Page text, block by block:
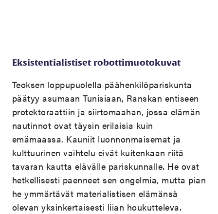
Eksistentialistiset robottimuotokuvat
Teoksen loppupuolella päähenkilöpariskunta
päätyy asumaan Tunisiaan, Ranskan entiseen
protektoraattiin ja siirtomaahan, jossa elämän
nautinnot ovat täysin erilaisia kuin
emämaassa. Kauniit luonnonmaisemat ja
kulttuurinen vaihtelu eivät kuitenkaan riitä
tavaran kautta elävälle pariskunnalle. He ovat
hetkellisesti paenneet sen ongelmia, mutta pian
he ymmärtävät materialistisen elämänsä
olevan yksinkertaisesti liian houkutteleva.